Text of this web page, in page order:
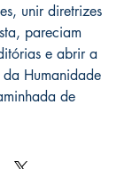
unir diretrizes
pareciam
e abrir a
Humanidade
de